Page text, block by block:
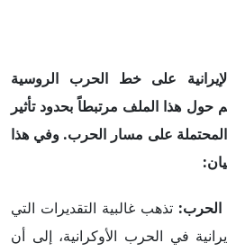
على خط الحرب الروسية
حول هذا الملف مرتبطاً بحدود تأثير
المحتملة على مسار الحرب. وفي هذا
ان:
تذهب غالبية التقديرات التي
في الحرب الأوكرانية، إلى أن